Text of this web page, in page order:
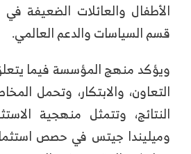
قسم السياسات والدعم العالمي.
ويؤكد منهج المؤسسة فيما
التعاون، والابتكار، وتحمل
النتائج، وتتمثل منهجية
وميليندا جيتس في حصص